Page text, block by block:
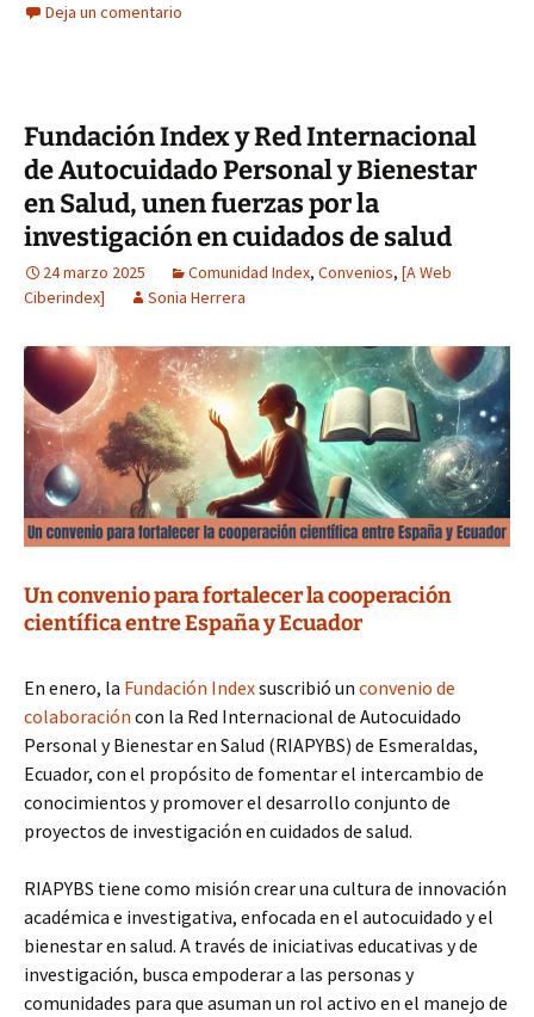
Deja un comentario
Fundación Index y Red Internacional
de Autocuidado Personal y Bienestar
en Salud, unen fuerzas por la
investigación en cuidados de salud
24 marzo 2025 Comunidad Index, Convenios, [A Web
Ciberindex]
Sonia Herrera
Un convenio para fortalecer la cooperación
científica entre España y Ecuador
En enero, la Fundación Indexsuscribió un convenio de
colaboración con la Red Internacional de Autocuidado
Personal y Bienestar en Salud (RIAPYBS) de Esmeraldas,
Ecuador, con el propósito de fomentar el intercambio de
conocimientos y promover el desarrollo conjunto de
proyectos de investigación en cuidados de salud.
RIAPYBS tiene como misión crear una cultura de innovación
académica e investigativa, enfocada en el autocuidado y el
bienestar en salud. A través de iniciativas educativas y de
investigación, busca empoderar a las personas y
comunidades para que asuman un rol activo en el manejo de